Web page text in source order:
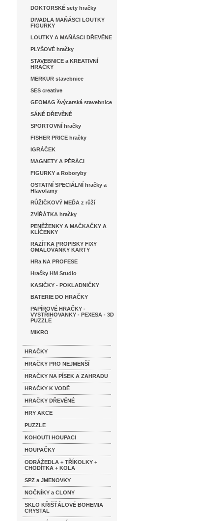
DOKTORSKÉ sety hračky
DIVADLA MAŇÁSCI LOUTKY
FIGURKY
LOUTKY A MAŇÁSCI DŘEVĚNE
PLYŠOVÉ hračky
STAVEBNICE a KREATIVNÍ
HRAČKY
MERKUR stavebnice
SES creative
GEOMAG švýcarská stavebnice
SÁNĚ DŘEVĚNÉ
SPORTOVNÍ hračky
FISHER PRICE hračky
IGRÁČEK
MAGNETY A PÉRÁCI
FIGURKY a Roboryby
OSTATNÍ SPECIÁLNÍ hračky a
Hlavolamy
RŮŽIČKOVÝ MEĎA z růží
ZVÍŘÁTKA hračky
PENĚŽENKY A MAČKAČKY A
KLÍČENKY
RAZÍTKA PROPISKY FIXY
OMALOVÁNKY KARTY
HRa NA PROFESE
Hračky HM Studio
KASIČKY - POKLADNIČKY
BATERIE DO HRAČKY
PAPÍROVÉ HRAČKY -
VYSTŘIHOVANKY - PEXESA - 3D
PUZZLE
MIKRO
HRAČKY
HRAČKY PRO NEJMENŠÍ
HRAČKY NA PÍSEK A ZAHRADU
HRAČKY K VODĚ
HRAČKY DŘEVĚNÉ
HRY AKCE
PUZZLE
KOHOUTI HOUPACI
HOUPAČKY
ODRÁŽEDLA + TŘÍKOLKY +
CHODÍTKA + KOLA
SPZ a JMENOVKY
NOČNÍKY a CLONY
SKLO KŘIŠŤÁLOVÉ BOHEMIA
CRYSTAL